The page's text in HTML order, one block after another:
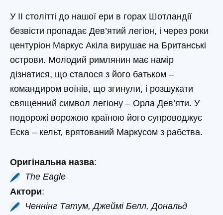
У II столітті до нашої ери в горах Шотландії
безвісти пропадає Дев’ятий легіон, і через роки
центуріон Маркус Акіла вирушає на Британські
острови. Молодий римлянин має намір
дізнатися, що сталося з його батьком –
командиром воїнів, що згинули, і розшукати
священний символ легіону – Орла Дев’яти. У
подорожі ворожою країною його супроводжує
Еска – кельт, врятований Маркусом з рабства.
Оригінальна назва:
The Eagle
Актори:
Ченнінг Татум, Джеймі Белл, Дональд